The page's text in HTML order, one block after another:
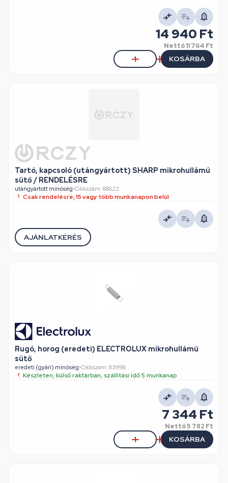
14 940 Ft
Nettó11 764 Ft
KOSÁRBA
Tartó, kapcsoló (utángyártott) SHARP mikrohullámú
sütő / RENDELÉSRE
utángyártott minőség•Cikkszám: 88622
Csak rendelésre, 15 vagy több munkanapon belül
AJÁNLATKÉRÉS
Rugó, horog (eredeti) ELECTROLUX mikrohullámú
sütő
eredeti (gyári) minőség•Cikkszám: 83998
Készleten, külső raktárban, szállítási idő 5 munkanap
7 344 Ft
Nettó5 782 Ft
KOSÁRBA